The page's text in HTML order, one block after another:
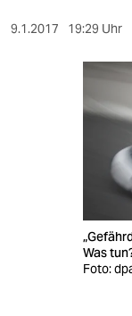
berlin
wahrheit
9.1.2017 19:29 Uhr
Was
Foto: